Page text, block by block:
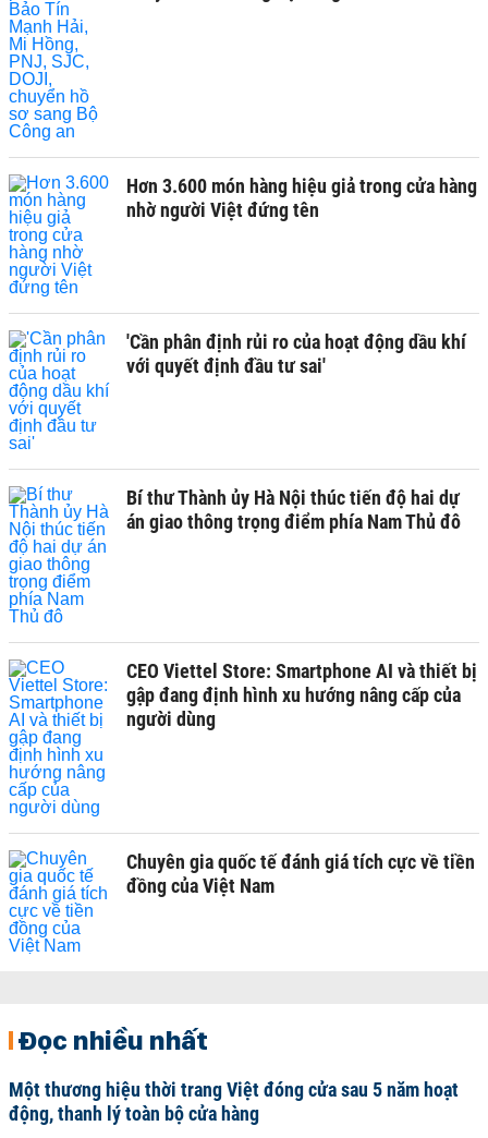
Hơn 3.600 món hàng hiệu giả trong cửa hàng
nhờ người Việt đứng tên
'Cần phân định rủi ro của hoạt động dầu khí
với quyết định đầu tư sai'
Bí thư Thành ủy Hà Nội thúc tiến độ hai dự
án giao thông trọng điểm phía Nam Thủ đô
CEO Viettel Store: Smartphone AI và thiết bị
gập đang định hình xu hướng nâng cấp của
người dùng
Chuyên gia quốc tế đánh giá tích cực về tiền
đồng của Việt Nam
Đọc nhiều nhất
Một thương hiệu thời trang Việt đóng cửa sau 5 năm hoạt
động, thanh lý toàn bộ cửa hàng